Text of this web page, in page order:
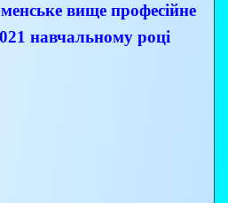
вище професійне
навчальному році